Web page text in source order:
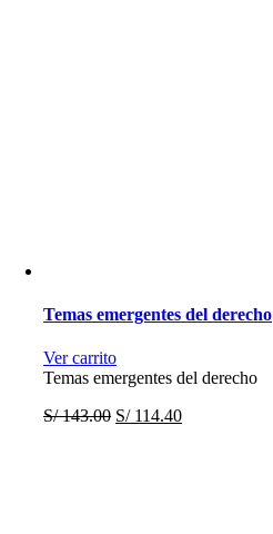
Temas emergentes del derecho
Ver carrito
Temas emergentes del derecho
S/143.00 S/114.40